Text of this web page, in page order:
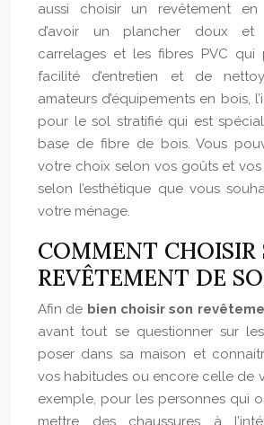
aussi choisir un revêtement
d’avoir un plancher doux et
carrelages et les fibres PVC qui
facilité d’entretien et de
amateurs d’équipements en bois,
pour le sol stratifié qui est
base de fibre de bois. Vous
votre choix selon vos goûts et
selon l’esthétique que vous
votre ménage.
COMMENT CHOISIR
REVÊTEMENT DE
Afin de bien choisir son
avant tout se questionner sur
poser dans sa maison et
vos habitudes ou encore celle de
exemple, pour les personnes qui
mettre des chaussures à